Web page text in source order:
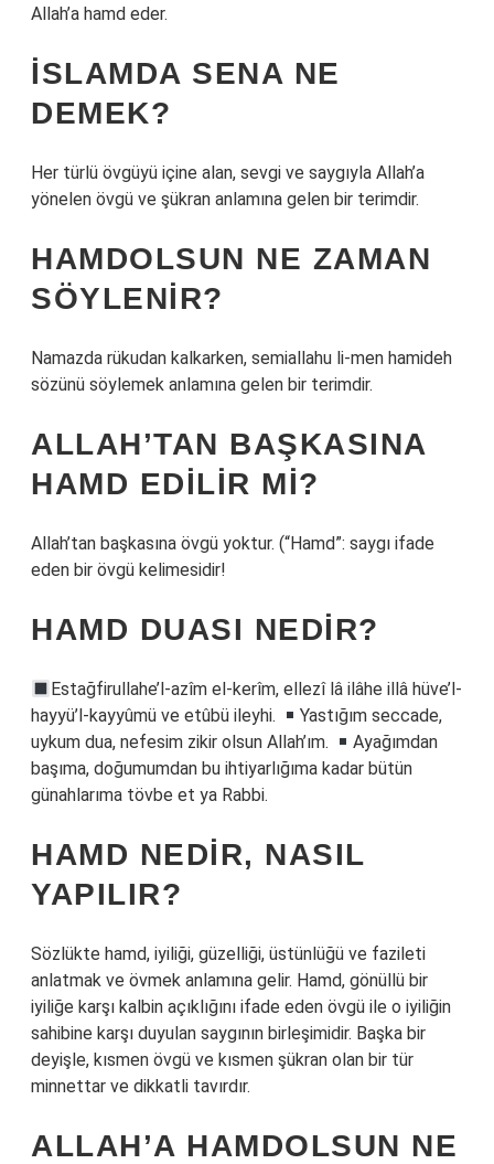
Allah’a hamd eder.
İSLAMDA SENA NE
DEMEK?
Her türlü övgüyü içine alan, sevgi ve saygıyla Allah’a
yönelen övgü ve şükran anlamına gelen bir terimdir.
HAMDOLSUN NE ZAMAN
SÖYLENIR?
Namazda rükudan kalkarken, semiallahu li-men hamideh
sözünü söylemek anlamına gelen bir terimdir.
ALLAH’TAN BAŞKASINA
HAMD EDILIR MI?
Allah’tan başkasına övgü yoktur. (“Hamd”: saygı ifade
eden bir övgü kelimesidir!
HAMD DUASI NEDIR?
Estağfirullahe’l-azîm el-kerîm, ellezî lâ ilâhe illâ hüve’l-
hayyü’l-kayyûmü ve etûbü ileyhi.
Yastığım seccade,
uykum dua, nefesim zikir olsun Allah’ım.
Ayağımdan
başıma, doğumumdan bu ihtiyarlığıma kadar bütün
günahlarıma tövbe et ya Rabbi.
HAMD NEDIR, NASIL
YAPILIR?
Sözlükte hamd, iyiliği, güzelliği, üstünlüğü ve fazileti
anlatmak ve övmek anlamına gelir. Hamd, gönüllü bir
iyiliğe karşı kalbin açıklığını ifade eden övgü ile o iyiliğin
sahibine karşı duyulan saygının birleşimidir. Başka bir
deyişle, kısmen övgü ve kısmen şükran olan bir tür
minnettar ve dikkatli tavırdır.
ALLAH’A HAMDOLSUN NE